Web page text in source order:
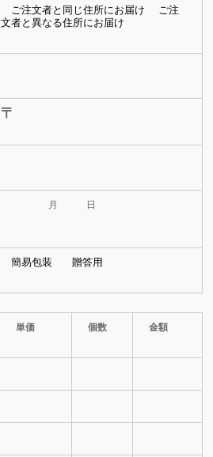
ご注文者と同じ住所にお届け
ご注
文者と異なる住所にお届け
〒
月 日
簡易包装 贈答用
単価 個数 金額